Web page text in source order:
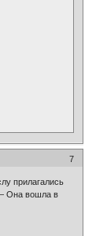
7
прилагались
Она вошла в